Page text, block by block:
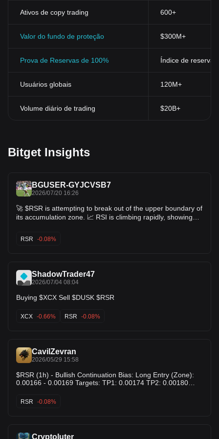
de gerenciamento de portfólio de criptomoedas para enfrentar a
anos.
Ativos de copy trading 600+
Valor do fundo de proteção $300M+
Prova de Reservas de 100% Índice de
Usuários globais 120M+
Volume diário de trading $20B+
Bitget Insights
BGUSER-GYJCVSB7
2026/07/20 16:26
🚀 $RSR is attempting to break out of the upper boundary of
its accumulation zone. 📈 RSI is climbing rapidly, showing
strong volume could open the door for further upside. Keep
this one on your watchlist. 👀
RSR -0.08%
ShadowTrader47
2026/07/04 08:04
Buying $XCX Sell $DUSK $RSR
XCX -0.66% RSR -0.08%
CavilZevran
2026/05/29 15:58
$RSR (1h) - Bullish Continuation Bias: Long Entry (Zone):
0.00166 - 0.00169 Targets: TP1: 0.00174 TP2: 0.00180
RSR holding above a developing support area and
continuing to build higher lows after the recent rebound. I
RSR -0.08%
Cryptoluter